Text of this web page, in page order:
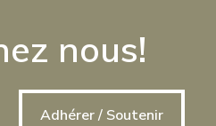
nous!
Adhérer / Soutenir